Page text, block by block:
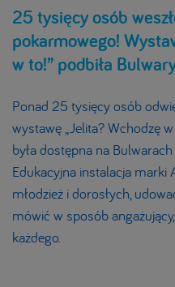
25 tysięcy osób
pokarmowego!
w to!” podbiła
Ponad 25 tysięcy osób
wystawę „Jelita? Wchodzę
była dostępna na
Edukacyjna instalacja marki
młodzież i dorosłych,
mówić w sposób
każdego.